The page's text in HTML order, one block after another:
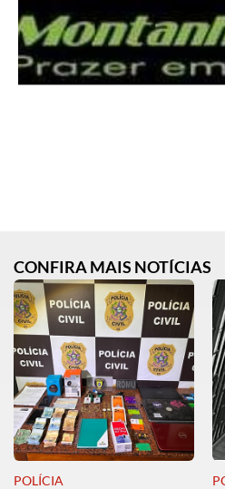
CONFIRA MAIS NOTÍCIAS
POLÍCIA